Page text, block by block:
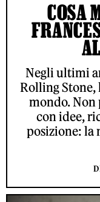
COSA
Negli ultimi
Rolling Stone,
mondo. Non
con idee,
posizione: la